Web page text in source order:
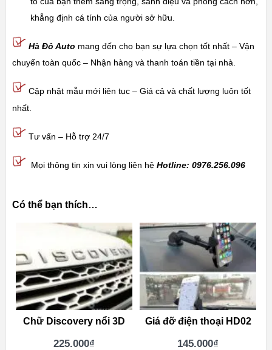
khẳng định cá tính của người sở hữu.
Hà Đô Auto mang đến cho bạn sự lựa chọn tốt nhất – Vận
chuyển toàn quốc – Nhận hàng và thanh toán tiền tại nhà.
Cập nhật mẫu mới liên tục – Giá cả và chất lượng luôn tốt
nhất.
Tư vấn – Hỗ trợ 24/7
Mọi thông tin xin vui lòng liên hệ Hotline: 0976.256.096
Có thể bạn thích…
Chữ Discovery nổi 3D
225.000₫
Giá đỡ điện thoại HD02
145.000₫